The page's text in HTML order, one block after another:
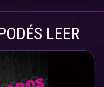
LEER